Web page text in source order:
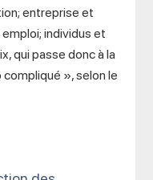
entreprise et
individus et
qui passe donc à la
», selon le